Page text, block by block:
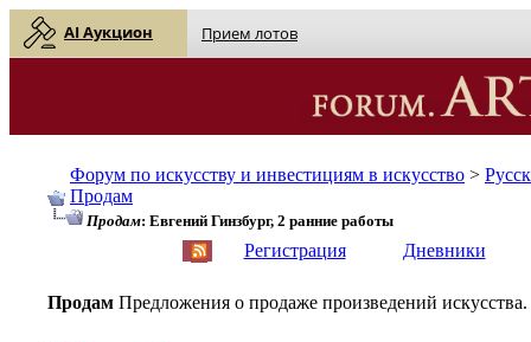
AI Аукцион Прием лотов
Форум по искусству и инвестициям в искусство >
Продам
Продам: Евгений Гинзбург, 2 ранние работы
Регистрация Дневники
Продам Предложения о продаже произведений искусства.